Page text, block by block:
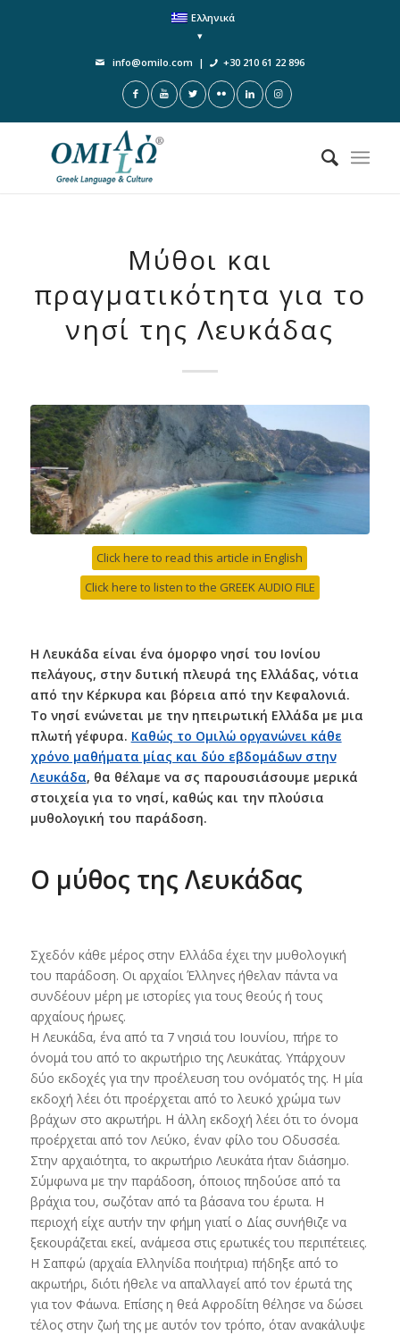
Ελληνικά
info@omilo.com | +30 210 61 22 896
Μύθοι και
πραγματικότητα για το
νησί της Λευκάδας
Click here to read this article in English
Click here to listen to the GREEK AUDIO FILE
Η Λευκάδα είναι ένα όμορφο νησί του Ιονίου
πελάγους, στην δυτική πλευρά της Ελλάδας, νότια
από την Κέρκυρα και βόρεια από την Κεφαλονιά.
Το νησί ενώνεται με την ηπειρωτική Ελλάδα με μια
πλωτή γέφυρα. Καθώς το Ομιλώ οργανώνει κάθε
χρόνο μαθήματα μίας και δύο εβδομάδων στην
Λευκάδα, θα θέλαμε να σς παρουσιάσουμε μερικά
στοιχεία για το νησί, καθώς και την πλούσια
μυθολογική του παράδοση.
Ο μύθος της Λευκάδας
Σχεδόν κάθε μέρος στην Ελλάδα έχει την μυθολογική
του παράδοση. Οι αρχαίοι Έλληνες ήθελαν πάντα να
συνδέουν μέρη με ιστορίες για τους θεούς ή τους
αρχαίους ήρωες.
Η Λευκάδα, ένα από τα 7 νησιά του Ιουνίου, πήρε το
όνομά του από το ακρωτήριο της Λευκάτας. Υπάρχουν
δύο εκδοχές για την προέλευση του ονόματός της. Η μία
εκδοχή λέει ότι προέρχεται από το λευκό χρώμα των
βράχων στο ακρωτήρι. Η άλλη εκδοχή λέει ότι το όνομα
προέρχεται από τον Λεύκο, έναν φίλο του Οδυσσέα.
Στην αρχαιότητα, το ακρωτήριο Λευκάτα ήταν διάσημο.
Σύμφωνα με την παράδοση, όποιος πηδούσε από τα
βράχια του, σωζόταν από τα βάσανα του έρωτα. Η
περιοχή είχε αυτήν την φήμη γιατί ο Δίας συνήθιζε να
ξεκουράζεται εκεί, ανάμεσα στις ερωτικές του περιπέτειες.
Η Σαπφώ (αρχαία Ελληνίδα ποιήτρια) πήδηξε από το
ακρωτήρι, διότι ήθελε να απαλλαγεί από τον έρωτά της
για τον Φάωνα. Επίσης η θεά Αφροδίτη θέλησε να δώσει
τέλος στην ζωή της με αυτόν τον τρόπο, όταν ανακάλυψε